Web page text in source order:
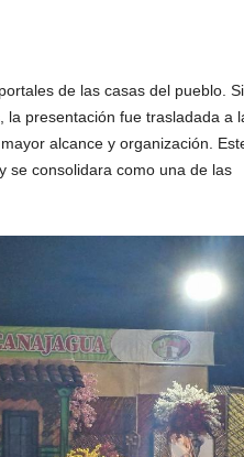
de las casas del pueblo.
presentación fue trasladada a
alcance y organización.
se consolidara como una de las